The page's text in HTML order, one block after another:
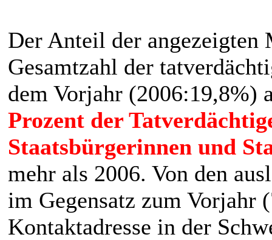
Der Anteil der angezeigten
Gesamtzahl der
dem Vorjahr (2006:19,8%)
Prozent der
Staatsbürgerinnen und
mehr als 2006. Von den
im Gegensatz zum Vorjahr
Kontaktadresse in der